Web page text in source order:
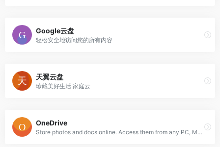
Google云盘
轻松安全地访问您的所有内容
天翼云盘
珍藏美好生活 家庭云
OneDrive
Store photos and docs online. Access them from any PC, Mac or phone. Create and work together on Word, Excel or PowerPoint documents.